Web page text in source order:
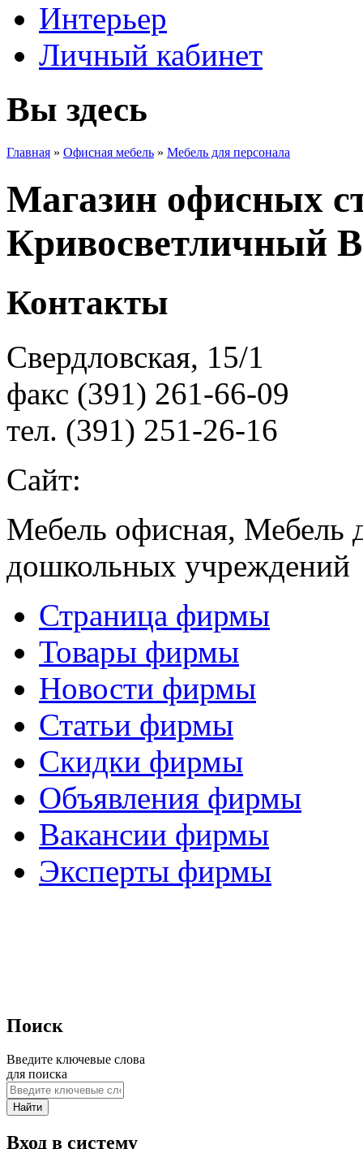
Интерьер
Личный кабинет
Вы здесь
Главная » Офисная мебель » Мебель для персонала
Магазин офисных
Кривосветличный
Контакты
Свердловская, 15/1
факс (391) 261-66-09
тел. (391) 251-26-16
Сайт:
Мебель офисная, Мебель
дошкольных учреждений
Страница фирмы
Товары фирмы
Новости фирмы
Статьи фирмы
Скидки фирмы
Объявления фирмы
Вакансии фирмы
Эксперты фирмы
Поиск
Введите ключевые слова
для поиска
Вход в систему